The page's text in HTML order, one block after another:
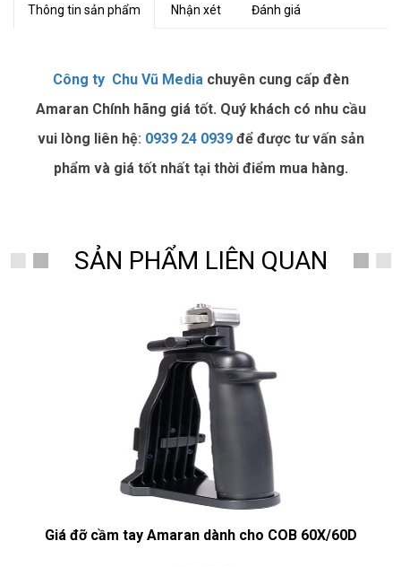
Thông tin sản phẩm Nhận xét Đánh giá
Công ty Chu Vũ Media chuyên cung cấp đèn
Amaran Chính hãng giá tốt. Quý khách có nhu cầu
vui lòng liên hệ: 0939 24 0939 để được tư vấn sản
phẩm và giá tốt nhất tại thời điểm mua hàng.
SẢN PHẨM LIÊN QUAN
Giá đỡ cầm tay Amaran dành cho COB 60X/60D